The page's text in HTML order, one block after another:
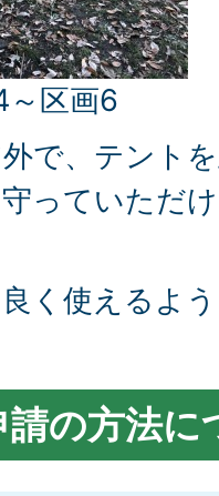
区画6
で、テント
っていただ
く使えるよ
の方法に